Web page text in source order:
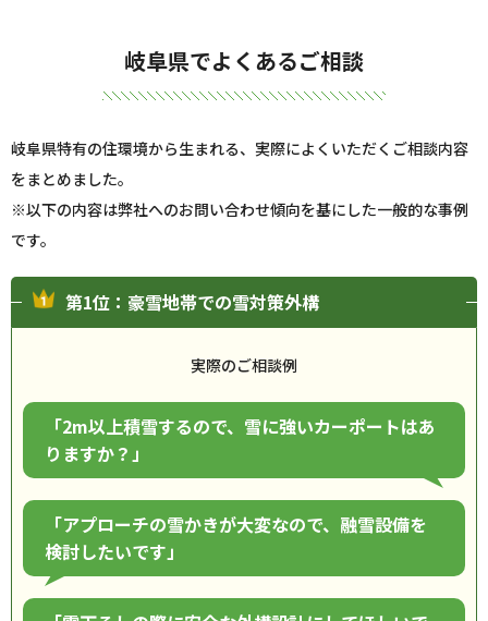
岐阜県でよくあるご相談
岐阜県特有の住環境から生まれる、実際によくいただくご相談内容
をまとめました。
※以下の内容は弊社へのお問い合わせ傾向を基にした一般的な事例
です。
第1位：豪雪地帯での雪対策外構
実際のご相談例
「2m以上積雪するので、雪に強いカーポートはあ
りますか？」
「アプローチの雪かきが大変なので、融雪設備を
検討したいです」